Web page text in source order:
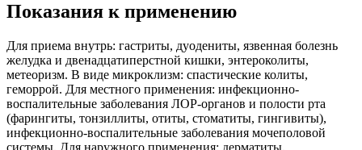
Показания к применению
Для приема внутрь: гастриты, дуодениты, язвенная болезнь
желудка и двенадцатиперстной кишки, энтероколиты,
метеоризм. В виде микроклизм: спастические колиты,
геморрой. Для местного применения: инфекционно-
воспалительные заболевания ЛОР-органов и полости рта
(фарингиты, тонзиллиты, отиты, стоматиты, гингивиты),
инфекционно-воспалительные заболевания мочеполовой
системы. Для наружного применения: дерматиты,